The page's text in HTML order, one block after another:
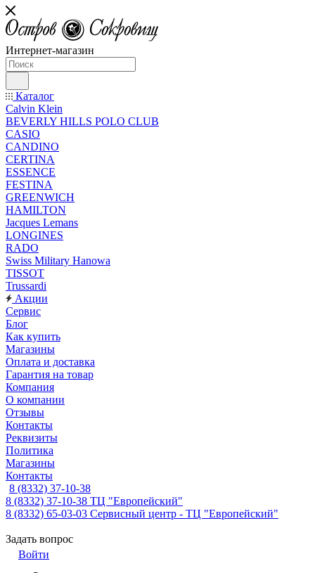
Интернет-магазин
Каталог
Calvin Klein
BEVERLY HILLS POLO CLUB
CASIO
CANDINO
CERTINA
ESSENCE
FESTINA
GREENWICH
HAMILTON
Jacques Lemans
LONGINES
RADO
Swiss Military Hanowa
TISSOT
Trussardi
Акции
Сервис
Блог
Как купить
Магазины
Оплата и доставка
Гарантия на товар
Компания
О компании
Отзывы
Контакты
Реквизиты
Политика
Магазины
Контакты
8 (8332) 37-10-38
8 (8332) 37-10-38 ТЦ "Европейский"
8 (8332) 65-03-03 Сервисный центр - ТЦ "Европейский"
Задать вопрос
Войти